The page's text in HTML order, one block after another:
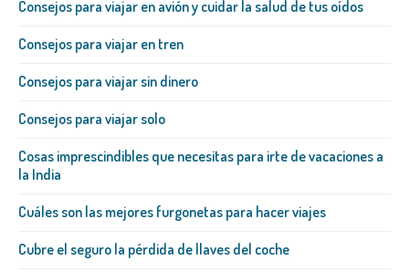
Consejos para viajar en avión y cuidar la salud de tus oídos
Consejos para viajar en tren
Consejos para viajar sin dinero
Consejos para viajar solo
Cosas imprescindibles que necesitas para irte de vacaciones a
la India
Cuáles son las mejores furgonetas para hacer viajes
Cubre el seguro la pérdida de llaves del coche